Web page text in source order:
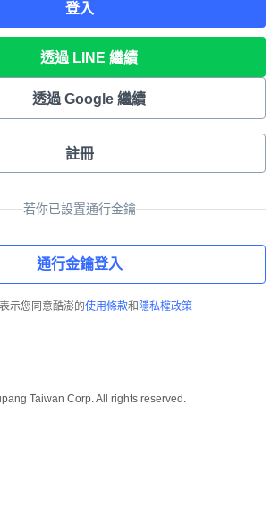
登入
透過 LINE 繼續
透過 Google 繼續
註冊
若你已設置通行金鑰
通行金鑰登入
示您同意酷澎的使用條款和 隱私權政策
Taiwan Corp. All rights reserved.